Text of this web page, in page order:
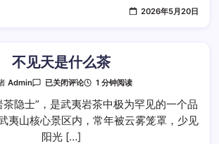
2026年5月20日
不见天是什么茶
Admin
不
是
什
么
茶
已关闭评论 1 分钟阅读
茶隐士”，是武夷岩茶中极为罕见的一个品
夷山核心景区内，常年被云雾笼罩，少见
阳光 […]